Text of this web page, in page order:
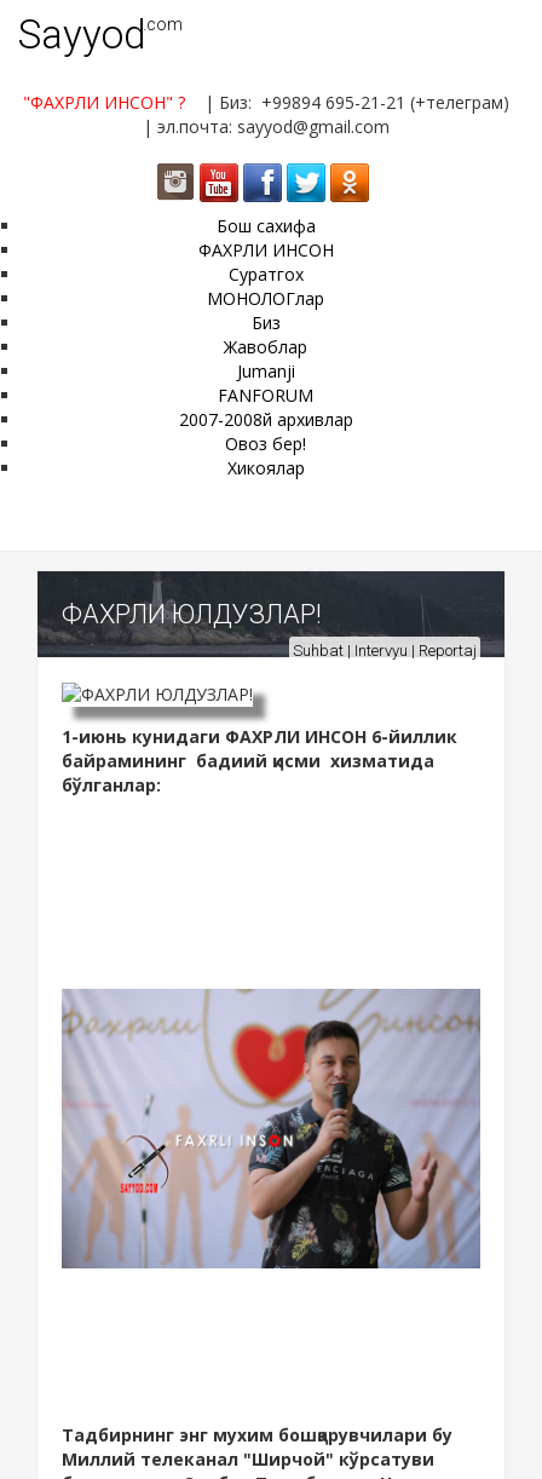
Sayyod.com
"ФАХРЛИ ИНСОН" ?
| Биз: +99894 695-21-21 (+телеграм)
| эл.почта: sayyod@gmail.com
Бош сахифа
ФАХРЛИ ИНСОН
Суратгох
МОНОЛОГлар
Биз
Жавоблар
Jumanji
FANFORUM
2007-2008й архивлар
Овоз бер!
Хикоялар
ФАХРЛИ ЮЛДУЗЛАР!
Suhbat | Intervyu | Reportaj
1-июнь кунидаги ФАХРЛИ ИНСОН 6-йиллик
байрамининг бадиий қисми хизматида
бўлганлар:
Тадбирнинг энг мухим бошқарувчилари бу
Миллий телеканал "Ширчой" кўрсатуви